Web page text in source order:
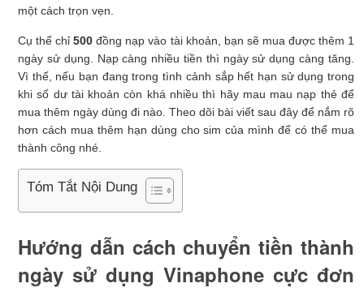
một cách trọn vẹn.
Cụ thể chỉ500 đồng nạp vào tài khoản, bạn sẽ mua được thêm 1
ngày sử dụng. Nạp càng nhiều tiền thì ngày sử dụng càng tăng.
Vì thế, nếu bạn đang trong tình cảnh sắp hết hạn sử dụng trong
khi số dư tài khoản còn khá nhiều thì hãy mau mau nạp thẻ để
mua thêm ngày dùng đi nào. Theo dõi bài viết sau đây để nắm rõ
hơn cách mua thêm hạn dùng cho sim của mình để có thể mua
thành công nhé.
Tóm Tắt Nội Dung
Hướng dẫn cách chuyển tiền thành
ngày sử dụng Vinaphone cực đơn